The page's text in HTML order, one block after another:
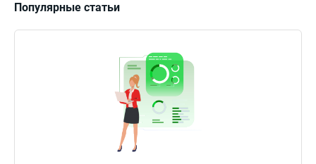
Популярные статьи